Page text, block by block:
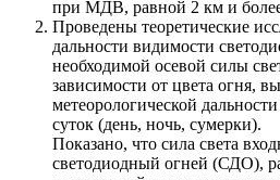
при МДВ, равной 2 км и
Проведены теоретические
дальности видимости
необходимой осевой силы
зависимости от цвета огня,
метеорологической
суток (день, ночь, сумерки).
Показано, что сила света
светодиодный огней (СДО),